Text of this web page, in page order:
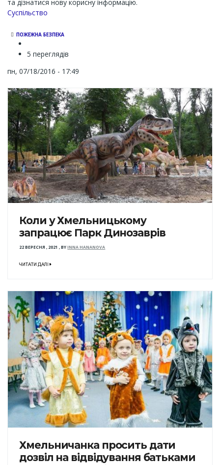
та дізнатися нову корисну інформацію.
Суспільство
ПОЖЕЖНА БЕЗПЕКА
5 переглядів
пн, 07/18/2016 - 17:49
Коли у Хмельницькому
запрацює Парк Динозаврів
22 ВЕРЕСНЯ , 2021 ,BYINNA HANANOVA
ЧИТАТИ ДАЛІ
Хмельничанка просить дати
дозвіл на відвідування батьками